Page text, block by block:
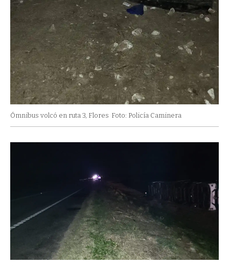
Ómnibus volcó en ruta 3, Flores Foto: Policía Caminera